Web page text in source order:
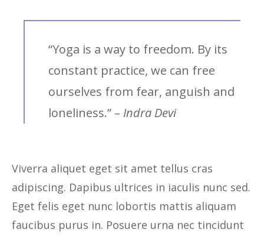
“Yoga is a way to freedom. By its
constant practice, we can free
ourselves from fear, anguish and
loneliness.” – Indra Devi
Viverra aliquet eget sit amet tellus cras
adipiscing. Dapibus ultrices in iaculis nunc sed.
Eget felis eget nunc lobortis mattis aliquam
faucibus purus in. Posuere urna nec tincidunt